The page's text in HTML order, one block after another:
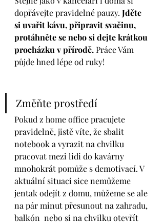
dopřávejte pravidelné pauzy. Jděte
si uvařit kávu, připravit svačinu,
protáhněte se nebo si dejte krátkou
procházku v přírodě. Práce Vám
půjde hned lépe od ruky!
Změňte prostředí
Pokud z home office pracujete
pravidelně, jistě víte, že sbalit
notebook a vyrazit na chvilku
pracovat mezi lidi do kavárny
mnohokrát pomůže s demotivací. V
aktuální situaci sice nemůžeme
jentak odejít z domu, můžeme se ale
na pár minut přesunout na zahradu,
balkón  nebo si na chvilku otevřít